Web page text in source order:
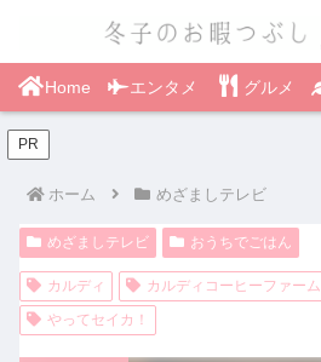
Home エンタメ グルメ
PR
ホーム めざましテレビ
めざましテレビ おうちでごはん
カルディ カルディコーヒーファーム
やってセイカ！